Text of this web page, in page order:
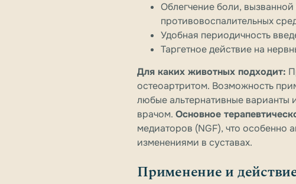
Облегчение боли,
противовоспалительных
Удобная периодичность
Таргетное действие на
Для каких животных подходит:
остеоартритом. Возможность
любые альтернативные варианты
врачом. Основное
медиаторов (NGF), что особенно
изменениями в суставах.
Применение и